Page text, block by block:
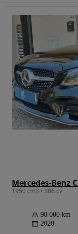
Mercedes-Benz
1950 cm3 • 306 cv
90 000 km
2020